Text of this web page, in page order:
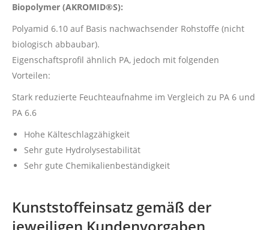
Biopolymer (AKROMID®S):
Polyamid 6.10 auf Basis nachwachsender Rohstoffe (nicht
biologisch abbaubar).
Eigenschaftsprofil ähnlich PA, jedoch mit folgenden
Vorteilen:
Stark reduzierte Feuchteaufnahme im Vergleich zu PA 6 und
PA 6.6
Hohe Kälteschlagzähigkeit
Sehr gute Hydrolysestabilität
Sehr gute Chemikalienbeständigkeit
Kunststoffeinsatz gemäß der
jeweiligen Kundenvorgaben